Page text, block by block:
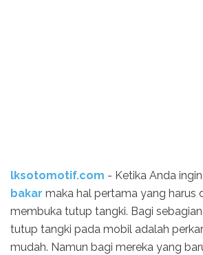
lksotomotif.com - Ketika Anda
bakar maka hal pertama yang harus
membuka tutup tangki. Bagi
tutup tangki pada mobil adalah
mudah. Namun bagi mereka yang